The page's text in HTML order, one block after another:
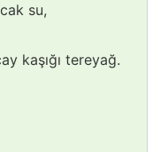
su,
kaşığı tereyağ.